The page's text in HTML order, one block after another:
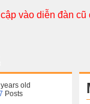
vào diễn đàn
old
Posts